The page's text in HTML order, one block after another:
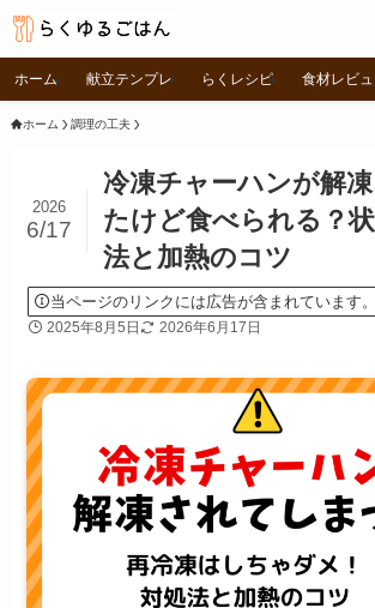
ホーム 献立テンプレ らくレシピ 食材レビ
ホーム 調理の工夫
冷凍チャーハンが解
たけど食べられる？
法と加熱のコツ
2026
6/17
当ページのリンクには広告が含まれています。
2025年8月5日 2026年6月17日